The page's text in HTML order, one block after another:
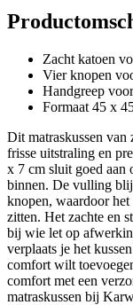
Zacht katoen
Vier knopen
Handgreep
Formaat 45 x
Dit matraskussen van
frisse uitstraling en
x 7 cm sluit goed aan
binnen. De vulling
knopen, waardoor
zitten. Het zachte en
bij wie let op
verplaats je het
comfort wilt
comfort met een
matraskussen bij